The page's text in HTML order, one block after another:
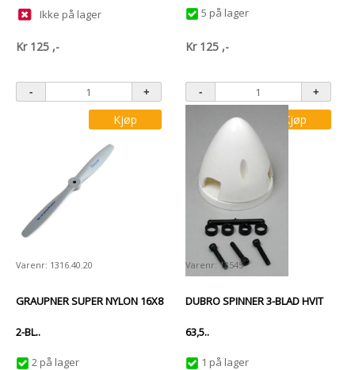
Ikke på lager
Kr 125 ,-
Kjøp
5 på lager
Kr 125 ,-
Kjøp
Varenr: 1316.40.20
GRAUPNER SUPER NYLON 16X8
2-BL..
2 på lager
Varenr: 13545
DUBRO SPINNER 3-BLAD HVIT
63,5..
1 på lager